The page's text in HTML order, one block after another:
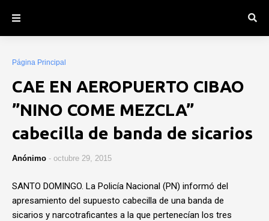
Página Principal
CAE EN AEROPUERTO CIBAO
”NINO COME MEZCLA”
cabecilla de banda de sicarios
Anónimo - octubre 29, 2015
SANTO DOMINGO. La Policía Nacional (PN) informó del
apresamiento del supuesto cabecilla de una banda de
sicarios y narcotraficantes a la que pertenecían los tres